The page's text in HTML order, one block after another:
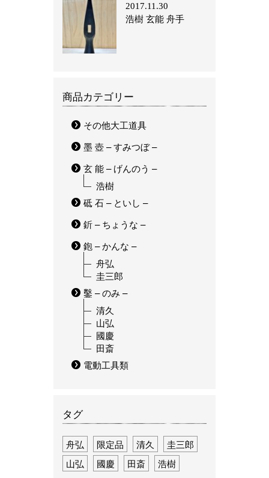
2017.11.30
浩樹 玄能 舟手
商品カテゴリー
その他大工道具
墨 壺 – すみつぼ –
玄 能 – げんのう –
浩樹
砥 石 – といし –
釿 – ちょうな –
鉋 – かんな –
舟弘
圭三郎
鑿 – のみ –
清久
山弘
國慶
田斎
電動工具類
タグ
舟弘 限定品 清久
圭三郎
山弘
國慶 田斎 浩樹